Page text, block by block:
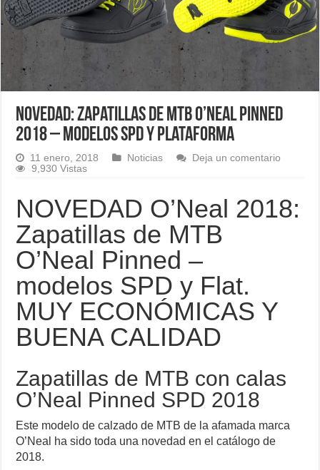
NOVEDAD: Zapatillas de MTB O’Neal Pinned
2018 – modelos SPD y plataforma
11 enero, 2018 Noticias
Deja un comentario
9,930 Vistas
NOVEDAD O’Neal 2018:
Zapatillas de MTB
O’Neal Pinned –
modelos SPD y Flat.
MUY ECONÓMICAS Y
BUENA CALIDAD
Zapatillas de MTB con calas
O’Neal Pinned SPD 2018
Este modelo de calzado de MTB de la afamada marca
O’Neal ha sido toda una novedad en el catálogo de
2018.